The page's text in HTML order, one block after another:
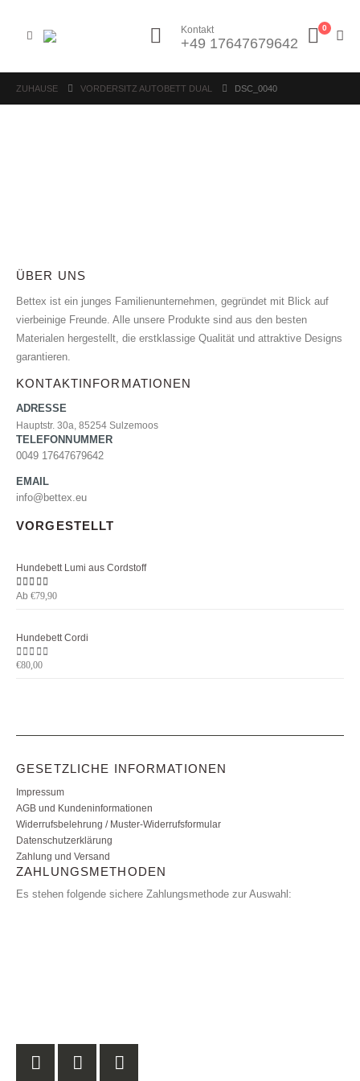
Kontakt
+49 17647679642
0
ZUHAUSE VORDERSITZ AUTOBETT DUAL DSC_0040
ÜBER UNS
Bettex ist ein junges Familienunternehmen, gegründet mit Blick auf
vierbeinige Freunde. Alle unsere Produkte sind aus den besten
Materialen hergestellt, die erstklassige Qualität und attraktive Designs
garantieren.
KONTAKTINFORMATIONEN
ADRESSE
Hauptstr. 30a, 85254 Sulzemoos
TELEFONNUMMER
0049 17647679642
EMAIL
info@bettex.eu
VORGESTELLT
Hundebett Lumi aus Cordstoff
5.00von 5
Ab €79,90
Hundebett Cordi
0von 5
€80,00
GESETZLICHE INFORMATIONEN
Impressum
AGB und Kundeninformationen
Widerrufsbelehrung / Muster-Widerrufsformular
Datenschutzerklärung
Zahlung und Versand
ZAHLUNGSMETHODEN
Es stehen folgende sichere Zahlungsmethode zur Auswahl: